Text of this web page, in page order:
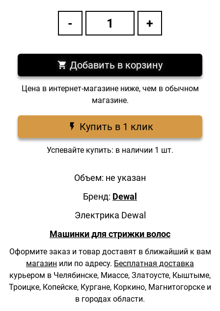
Добавить в корзину
Цена в интернет-магазине ниже, чем в обычном
магазине.
Купить в 1 клик
Успевайте купить: в наличии 1 шт.
Объем: не указан
Бренд: Dewal
Электрика Dewal
Машинки для стрижки волос
Оформите заказ и товар доставят в ближайший к вам
магазин или по адресу. Бесплатная доставка
курьером в Челябинске, Миассе, Златоусте, Кыштыме,
Троицке, Копейске, Кургане, Коркино, Магнитогорске и
в городах области.